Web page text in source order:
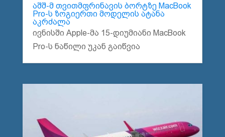
აშშ-მ თვითმფრინავის ბორტზე MacBook
Pro-ს ზოგიერთი მოდელის ატანა
აკრძალა
ივნისში Apple-მა 15-დიუმიანი MacBook
Pro-ს ნაწილი უკან გაიწვია